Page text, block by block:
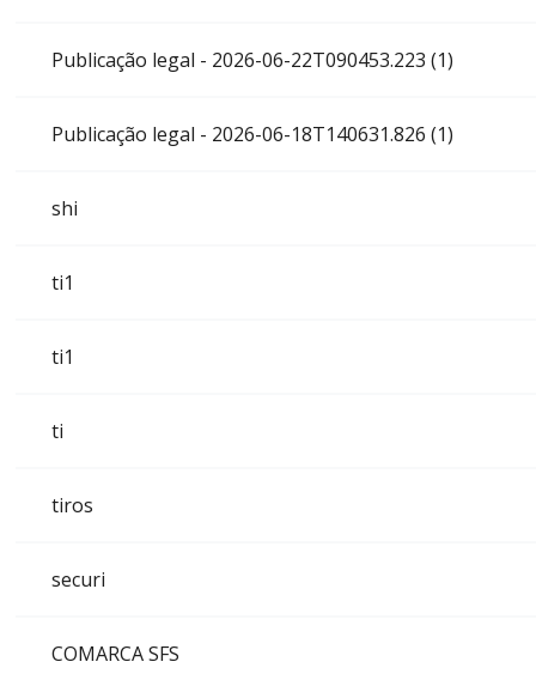
Publicação legal - 2026-06-22T090453.223 (1)
Publicação legal - 2026-06-18T140631.826 (1)
shi
ti1
ti1
ti
tiros
securi
COMARCA SFS